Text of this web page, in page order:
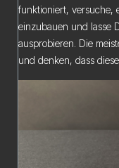
funktioniert, versuche,
einzubauen und lasse
ausprobieren. Die
und denken, dass